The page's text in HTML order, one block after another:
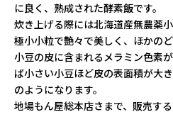
に良く、熟成された酵素飯です。
炊き上げる際には北海道産無農薬小
極小小粒で艶々で美しく、ほかの
小豆の皮に含まれるメラミン色素
ば小さい小豆ほど皮の表面積が大
のようになります。
地場もん屋総本店さまで、販売す